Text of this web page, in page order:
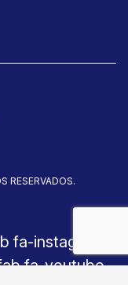
RESERVADOS.
fa-instagram
fa-youtube